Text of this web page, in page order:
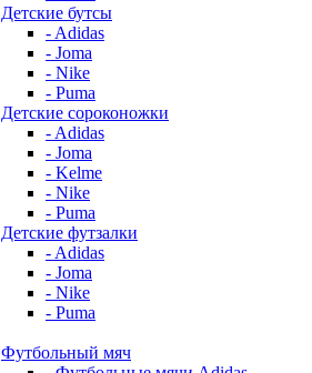
Детские бутсы
- Adidas
- Joma
- Nike
- Puma
Детские сороконожки
- Adidas
- Joma
- Kelme
- Nike
- Puma
Детские футзалки
- Adidas
- Joma
- Nike
- Puma
Футбольный мяч